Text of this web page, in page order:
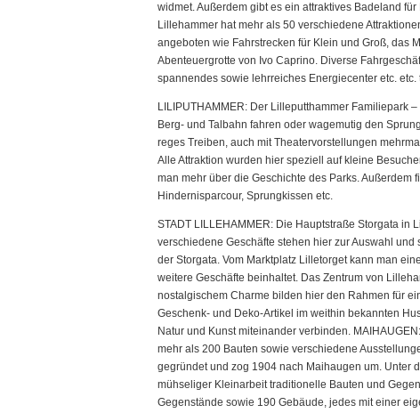
widmet. Außerdem gibt es ein attraktives Badeland
Lillehammer hat mehr als 50 verschiedene
angeboten wie Fahrstrecken für Klein und Groß, das
Abenteuergrotte von Ivo Caprino. Diverse
spannendes sowie lehrreiches Energiecenter etc.
LILIPUTHAMMER: Der Lilleputthammer Familiepark
Berg- und Talbahn fahren oder wagemutig den
reges Treiben, auch mit Theatervorstellungen
Alle Attraktion wurden hier speziell auf kleine
man mehr über die Geschichte des Parks.
Hindernisparcour, Sprungkissen etc.
STADT LILLEHAMMER: Die Hauptstraße Storgata
verschiedene Geschäfte stehen hier zur Auswahl
der Storgata. Vom Marktplatz Lilletorget kann man
weitere Geschäfte beinhaltet. Das Zentrum von
nostalgischem Charme bilden hier den Rahmen für
Geschenk- und Deko-Artikel im weithin bekannten
Natur und Kunst miteinander verbinden.
mehr als 200 Bauten sowie verschiedene
gegründet und zog 1904 nach Maihaugen um. Unter
mühseliger Kleinarbeit traditionelle Bauten und
Gegenstände sowie 190 Gebäude, jedes mit einer